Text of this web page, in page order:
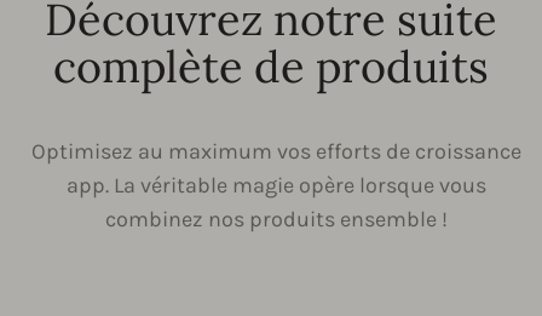
Découvrez notre suite
complète de produits
Optimisez au maximum vos efforts de croissance
app. La véritable magie opère lorsque vous
combinez nos produits ensemble !